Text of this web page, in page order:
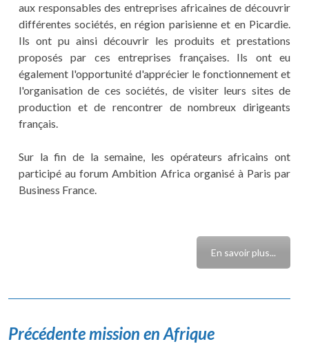
aux responsables des entreprises africaines de découvrir
différentes sociétés, en région parisienne et en Picardie.
Ils ont pu ainsi découvrir les produits et prestations
proposés par ces entreprises françaises. Ils ont eu
également l'opportunité d'apprécier le fonctionnement et
l'organisation de ces sociétés, de visiter leurs sites de
production et de rencontrer de nombreux dirigeants
français.
Sur la fin de la semaine, les opérateurs africains ont
participé au forum Ambition Africa organisé à Paris par
Business France.
En savoir plus...
Précédente mission en Afrique